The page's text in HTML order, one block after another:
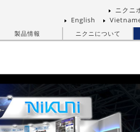
ニクニ
English
製品情報 ニクニについて